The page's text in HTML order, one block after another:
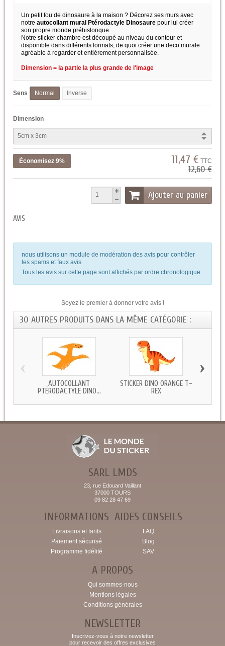
Un petit fou de dinosaure à la maison ? Décorez ses murs avec
notre autocollant mural Ptérodactyle Dinosaure pour lui créer
son propre monde préhistorique.
Notre sticker chambre est découpé au niveau du contour et
disponible dans différents formats, de quoi créer une deco murale
agréable à regarder et entièrement personnalisée.
Dimension = la partie la plus grande de l'image
Sens Normal Inverse
Dimension
Économisez 9% 11,47 € TTC
12,60 €
Ajouter au panier
AVIS
nous utilisons un module de modération des avis pour contrôler
les spams et faux avis
Tous les avis sur cette page sont affichés par ordre chronologique.
Soyez le premier à donner votre avis !
30 AUTRES PRODUITS DANS LA MÊME CATÉGORIE :
AUTOCOLLANT
PTÉRODACTYLE DINO...
STICKER DINO ORANGE T-
REX
‹ ›
SARL LMDS
23, rue Edouard Vaillant
37000 TOURS
09 82 28 47 69
INFORMATIONS
Livraisons et tarifs
Paiement sécurisé
Programme fidélité
AIDES CONSEILS
FAQ
Blog
SAV
A PROPOS
Qui sommes-nous
Mentions légales
Conditions générales
NEWSLETTER
Inscrivez-vous à notre newsletter
pour recevoir des offres exclusives